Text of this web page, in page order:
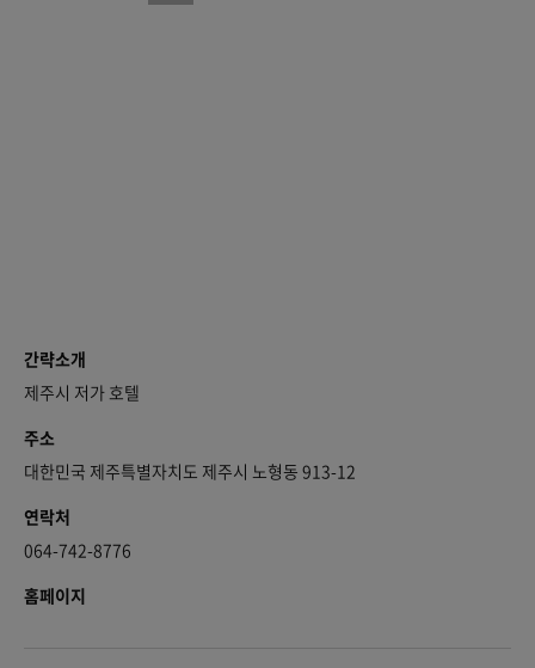
간략소개
제주시 저가 호텔
주소
대한민국 제주특별자치도 제주시 노형동 913-12
연락처
064-742-8776
홈페이지